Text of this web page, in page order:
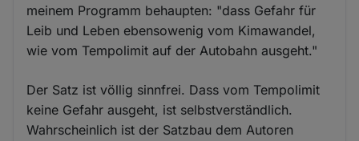
meinem Programm behaupten: "dass Gefahr für
Leib und Leben ebensowenig vom Kimawandel,
wie vom Tempolimit auf der Autobahn ausgeht."
Der Satz ist völlig sinnfrei. Dass vom Tempolimit
keine Gefahr ausgeht, ist selbstverständlich.
Wahrscheinlich ist der Satzbau dem Autoren